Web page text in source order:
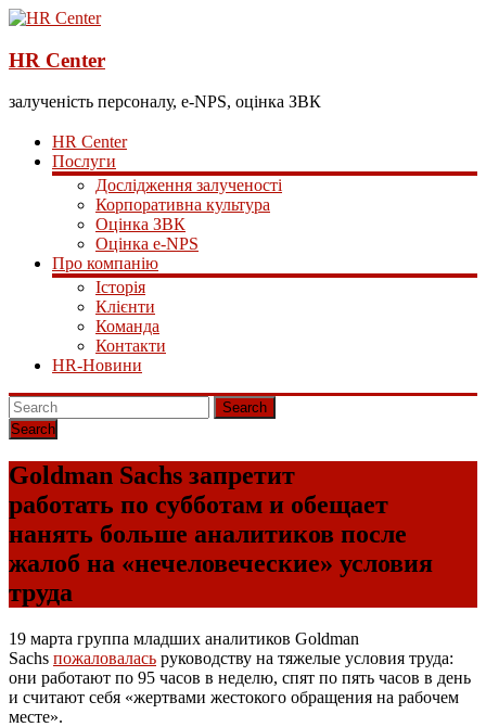
HR Center
залученість персоналу, e-NPS, оцінка ЗВК
HR Center
Послуги
Дослідження залученості
Корпоративна культура
Оцінка ЗВК
Оцінка e-NPS
Про компанію
Історія
Клієнти
Команда
Контакти
HR-Новини
Search
Goldman Sachs запретит
работать по субботам и обещает
нанять больше аналитиков после
жалоб на «нечеловеческие» условия
труда
19 марта группа младших аналитиков Goldman
Sachs пожаловалась руководству на тяжелые условия труда:
они работают по 95 часов в неделю, спят по пять часов в день
и считают себя «жертвами жестокого обращения на рабочем
месте».